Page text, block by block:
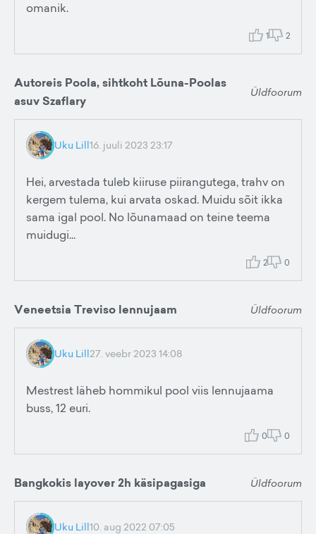
omanik.
1 2
Autoreis Poola, sihtkoht Lõuna-Poolas
asuv Szaflary
Üldfoorum
Uku Lill16. juuli 2023 23:17
Hei, arvestada tuleb kiiruse piirangutega, trahv on
kergem tulema, kui arvata oskad. Muidu sõit ikka
sama igal pool. No lõunamaad on teine teema
muidugi...
2 0
Veneetsia Treviso lennujaam Üldfoorum
Uku Lill27. veebr 2023 14:08
Mestrest läheb hommikul pool viis lennujaama
buss, 12 euri.
0 0
Bangkokis layover 2h käsipagasiga Üldfoorum
Uku Lill10. aug 2022 07:05